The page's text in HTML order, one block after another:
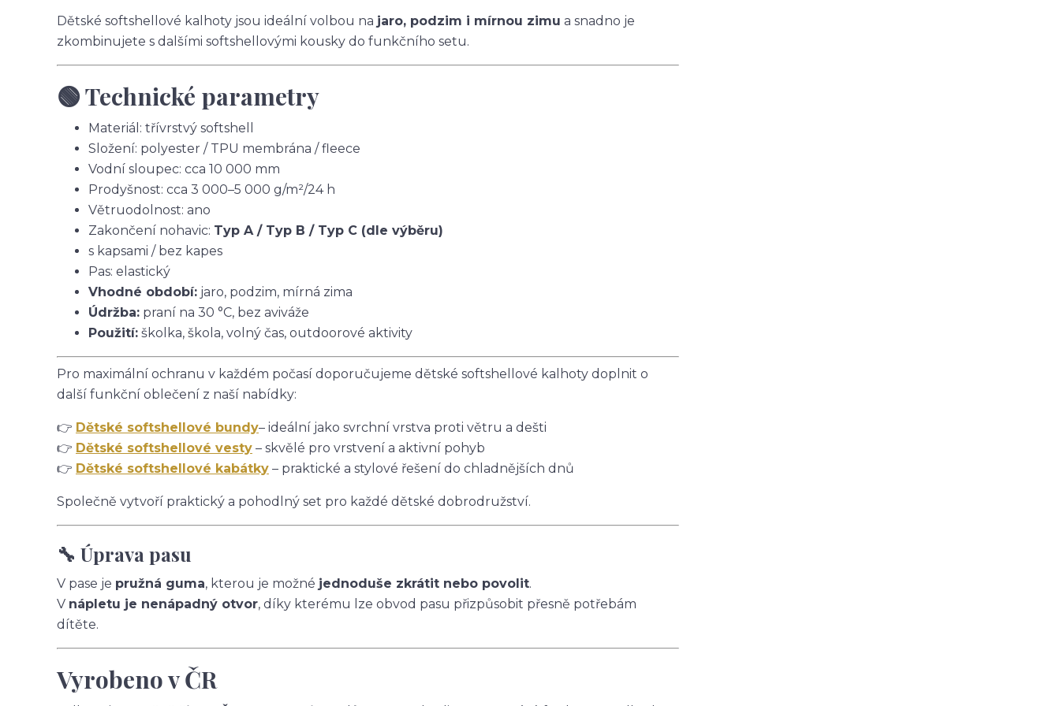
Dětské softshellové kalhoty jsou ideální volbou na jaro, podzim i mírnou zimu a snadno je
zkombinujete s dalšími softshellovými kousky do funkčního setu.
🟢 Technické parametry
Materiál: třívrstvý softshell
Složení: polyester / TPU membrána / fleece
Vodní sloupec: cca 10 000 mm
Prodyšnost: cca 3 000–5 000 g/m²/24 h
Větruodolnost: ano
Zakončení nohavic: Typ A / Typ B / Typ C (dle výběru)
s kapsami / bez kapes
Pas: elastický
Vhodné období: jaro, podzim, mírná zima
Údržba: praní na 30 °C, bez aviváže
Použití: školka, škola, volný čas, outdoorové aktivity
Pro maximální ochranu v každém počasí doporučujeme dětské softshellové kalhoty doplnit o
další funkční oblečení z naší nabídky:
👉 Dětské softshellové bundy– ideální jako svrchní vrstva proti větru a dešti
👉 Dětské softshellové vesty – skvělé pro vrstvení a aktivní pohyb
👉 Dětské softshellové kabátky – praktické a stylové řešení do chladnějších dnů
Společně vytvoří praktický a pohodlný set pro každé dětské dobrodružství.
🔧 Úprava pasu
V pase je pružná guma, kterou je možné jednoduše zkrátit nebo povolit.
V nápletu je nenápadný otvor, díky kterému lze obvod pasu přizpůsobit přesně potřebám
dítěte.
Vyrobeno v ČR